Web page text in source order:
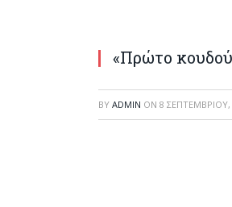
«Πρώτο
BY ADMIN ON 8 ΣΕΠΤΕΜΒΡΊΟΥ,